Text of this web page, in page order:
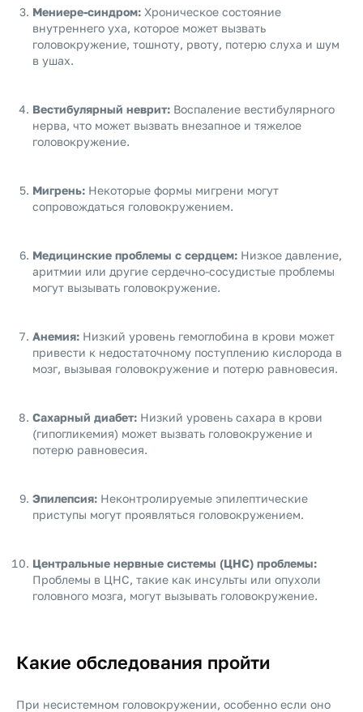
Мениере-синдром: Хроническое состояние
внутреннего уха, которое может вызвать
головокружение, тошноту, рвоту, потерю слуха и шум
в ушах.
Вестибулярный неврит: Воспаление вестибулярного
нерва, что может вызвать внезапное и тяжелое
головокружение.
Мигрень: Некоторые формы мигрени могут
сопровождаться головокружением.
Медицинские проблемы с сердцем: Низкое давление,
аритмии или другие сердечно-сосудистые проблемы
могут вызывать головокружение.
Анемия: Низкий уровень гемоглобина в крови может
привести к недостаточному поступлению кислорода в
мозг, вызывая головокружение и потерю равновесия.
Сахарный диабет: Низкий уровень сахара в крови
(гипогликемия) может вызвать головокружение и
потерю равновесия.
Эпилепсия: Неконтролируемые эпилептические
приступы могут проявляться головокружением.
Центральные нервные системы (ЦНС) проблемы:
Проблемы в ЦНС, такие как инсульты или опухоли
головного мозга, могут вызывать головокружение.
Какие обследования пройти
При несистемном головокружении, особенно если оно